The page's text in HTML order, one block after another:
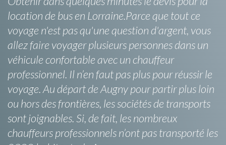
location de bus en Lorraine.Parce que tout ce
voyage n'est pas qu'une question d'argent, vous
allez faire voyager plusieurs personnes dans un
véhicule confortable avec un chauffeur
professionnel. Il n’en faut pas plus pour réussir le
voyage. Au départ de Augny pour partir plus loin
ou hors des frontières, les sociétés de transports
sont joignables. Si, de fait, les nombreux
chauffeurs professionnels n’ont pas transporté les